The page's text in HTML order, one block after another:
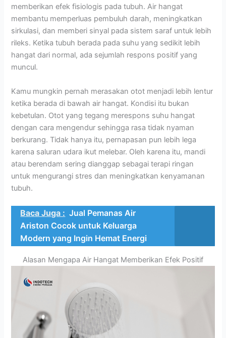
memberikan efek fisiologis pada tubuh. Air hangat
membantu memperluas pembuluh darah, meningkatkan
sirkulasi, dan memberi sinyal pada sistem saraf untuk lebih
rileks. Ketika tubuh berada pada suhu yang sedikit lebih
hangat dari normal, ada sejumlah respons positif yang
muncul.
Kamu mungkin pernah merasakan otot menjadi lebih lentur
ketika berada di bawah air hangat. Kondisi itu bukan
kebetulan. Otot yang tegang merespons suhu hangat
dengan cara mengendur sehingga rasa tidak nyaman
berkurang. Tidak hanya itu, pernapasan pun lebih lega
karena saluran udara ikut melebar. Oleh karena itu, mandi
atau berendam sering dianggap sebagai terapi ringan
untuk mengurangi stres dan meningkatkan kenyamanan
tubuh.
Baca Juga : Jual Pemanas Air
Ariston Cocok untuk Keluarga
Modern yang Ingin Hemat Energi
Alasan Mengapa Air Hangat Memberikan Efek Positif